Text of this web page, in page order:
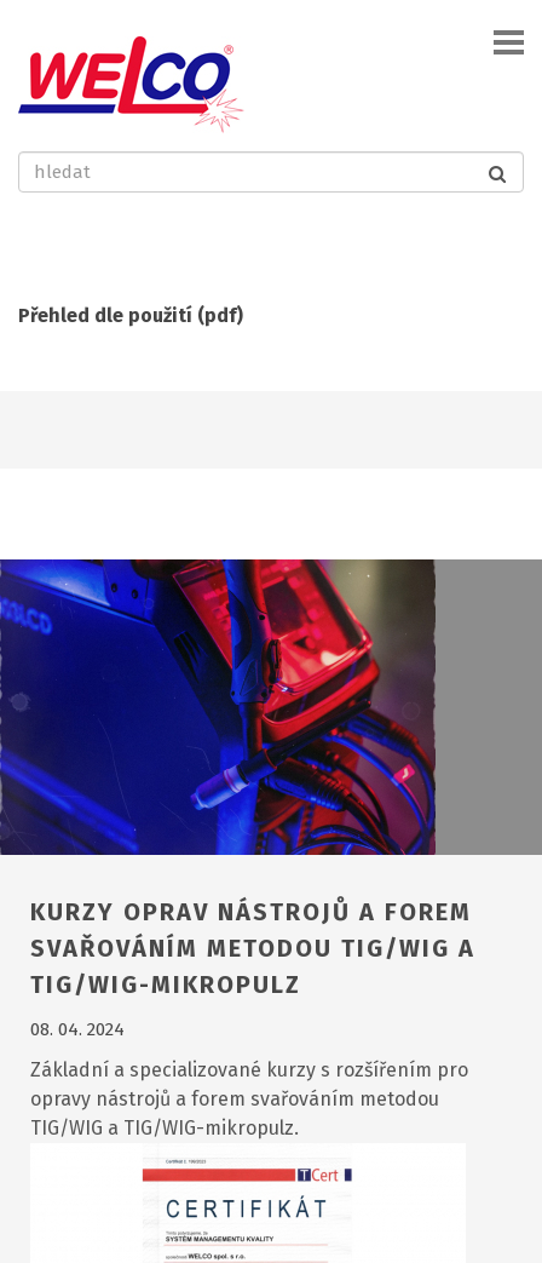
Přehled dle použití (pdf)
KURZY OPRAV NÁSTROJŮ A FOREM
SVAŘOVÁNÍM METODOU TIG/WIG A
TIG/WIG-MIKROPULZ
08. 04. 2024
Základní a specializované kurzy s rozšířením pro
opravy nástrojů a forem svařováním metodou
TIG/WIG a TIG/WIG-mikropulz.